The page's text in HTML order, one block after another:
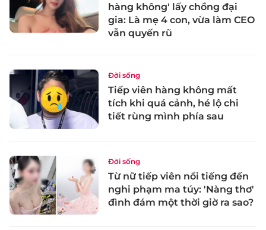
hàng không' lấy chồng đại
gia: Là mẹ 4 con, vừa làm CEO
vẫn quyến rũ
Đời sống
Tiếp viên hàng không mất
tích khi quá cảnh, hé lộ chi
tiết rùng mình phía sau
Đời sống
Từ nữ tiếp viên nổi tiếng đến
nghi phạm ma túy: 'Nàng thơ'
đình đám một thời giờ ra sao?